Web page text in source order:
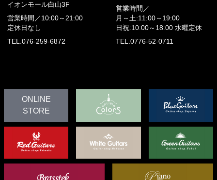
イオンモール白山3F
営業時間／ 10:00～21:00
定休日なし
TEL.076-259-6872
営業時間／
月～土:11:00～19:00
日祝:10:00～18:00 水曜定休
TEL.0776-52-0711
ONLINE
STORE